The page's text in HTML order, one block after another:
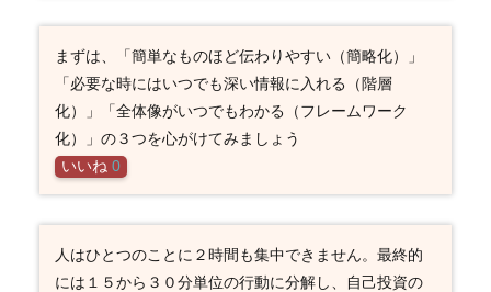
まずは、「簡単なものほど伝わりやすい（簡略化）」
「必要な時にはいつでも深い情報に入れる（階層
化）」「全体像がいつでもわかる（フレームワーク
化）」の３つを心がけてみましょう
いいね 0
人はひとつのことに２時間も集中できません。最終的
には１５から３０分単位の行動に分解し、自己投資の